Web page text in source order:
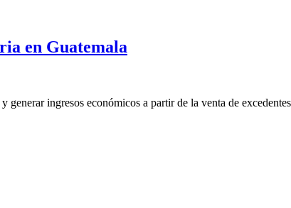
en Guatemala
ingresos económicos a partir de la venta de